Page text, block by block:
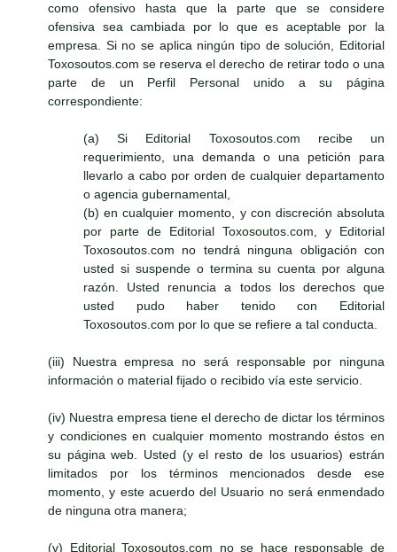
como ofensivo hasta que la parte que se considere
ofensiva sea cambiada por lo que es aceptable por la
empresa. Si no se aplica ningún tipo de solución, Editorial
Toxosoutos.com se reserva el derecho de retirar todo o una
parte de un Perfil Personal unido a su página
correspondiente:
(a) Si Editorial Toxosoutos.com recibe un
requerimiento, una demanda o una petición para
llevarlo a cabo por orden de cualquier departamento
o agencia gubernamental,
(b) en cualquier momento, y con discreción absoluta
por parte de Editorial Toxosoutos.com, y Editorial
Toxosoutos.com no tendrá ninguna obligación con
usted si suspende o termina su cuenta por alguna
razón. Usted renuncia a todos los derechos que
usted pudo haber tenido con Editorial
Toxosoutos.com por lo que se refiere a tal conducta.
(iii) Nuestra empresa no será responsable por ninguna
información o material fijado o recibido vía este servicio.
(iv) Nuestra empresa tiene el derecho de dictar los términos
y condiciones en cualquier momento mostrando éstos en
su página web. Usted (y el resto de los usuarios) estrán
limitados por los términos mencionados desde ese
momento, y este acuerdo del Usuario no será enmendado
de ninguna otra manera;
(v) Editorial Toxosoutos.com no se hace responsable de